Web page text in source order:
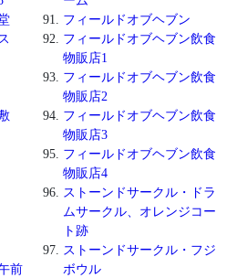
前
フィールドオブヘブン
フィールドオブヘブン飲食
物販店1
フィールドオブヘブン飲食
物販店2
フィールドオブヘブン飲食
物販店3
フィールドオブヘブン飲食
物販店4
ストーンドサークル・ドラ
ムサークル、オレンジコー
ト跡
ストーンドサークル・フジ
ボウル